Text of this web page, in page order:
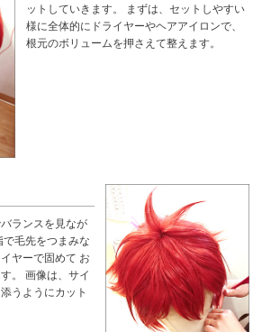
ットしていきます。
まずは、セットしやすい
様に全体的にドライヤーやヘアアイロンで、
根元のボリュームを押さえて整えます。
ランスを見なが
で毛先をつまみな
ヤーで固めて お
。
画像は、サイ
うようにカット